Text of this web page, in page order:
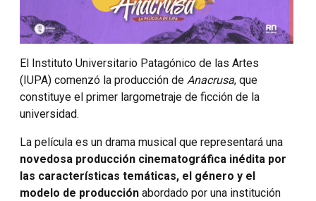
El Instituto Universitario Patagónico de las Artes
(IUPA) comenzó la producción de Anacrusa, que
constituye el primer largometraje de ficción de la
universidad.
La película es un drama musical que representará una
novedosa producción cinematográfica inédita por
las características temáticas, el género y el
modelo de producción abordado por una institución